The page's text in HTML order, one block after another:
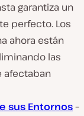
garantiza un
perfecto. Los
ahora están
las
afectaban
sus Entornos–